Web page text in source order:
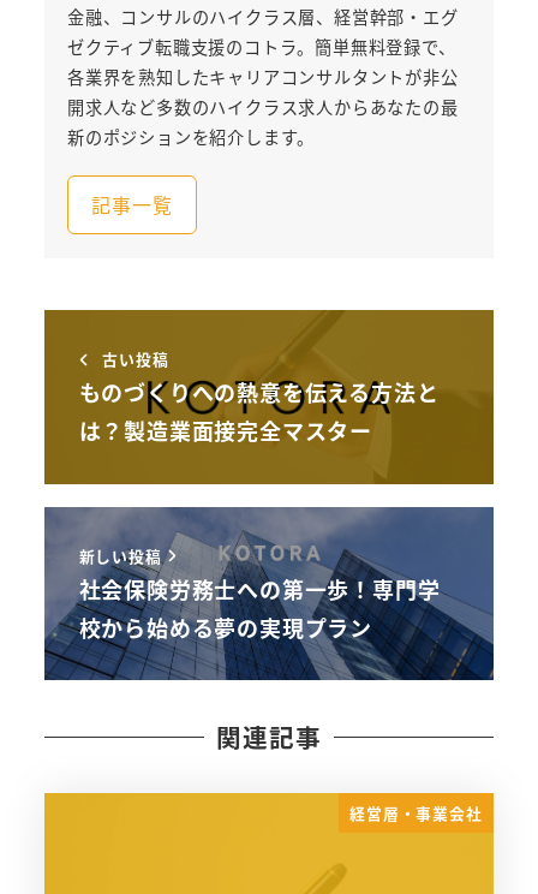
金融、コンサルのハイクラス層、経営幹部・エグ
ゼクティブ転職支援のコトラ。簡単無料登録で、
各業界を熟知したキャリアコンサルタントが非公
開求人など多数のハイクラス求人からあなたの最
新のポジションを紹介します。
記事一覧
古い投稿
ものづくりへの熱意を伝える方法と
は？製造業面接完全マスター
新しい投稿
社会保険労務士への第一歩！専門学
校から始める夢の実現プラン
関連記事
経営層・事業会社